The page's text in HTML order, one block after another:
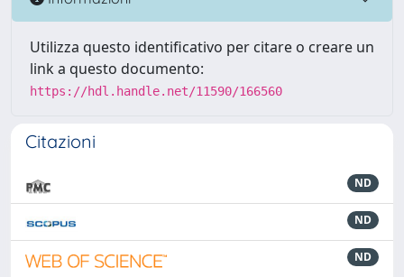
Utilizza questo identificativo per citare o creare un
link a questo documento:
https://hdl.handle.net/11590/166560
Citazioni
ND
ND
ND